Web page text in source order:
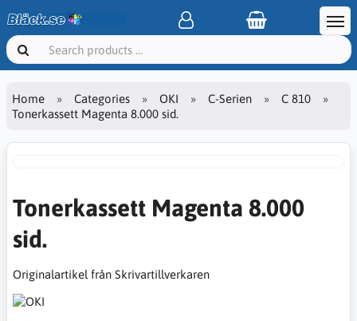
Home Categories OKI C-Serien
C 810
Tonerkassett Magenta 8.000 sid.
Tonerkassett Magenta 8.000
sid.
Originalartikel från Skrivartillverkaren